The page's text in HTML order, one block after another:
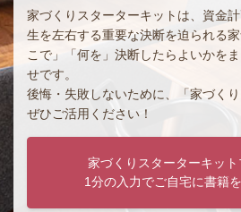
家づくりスターターキットは、資金
生を左右する重要な決断を迫られる
こで」「何を」決断したらよいかを
せです。
後悔・失敗しないために、「家づく
ぜひご活用ください！
家づくりスターターキット
1分の入力でご自宅に書籍